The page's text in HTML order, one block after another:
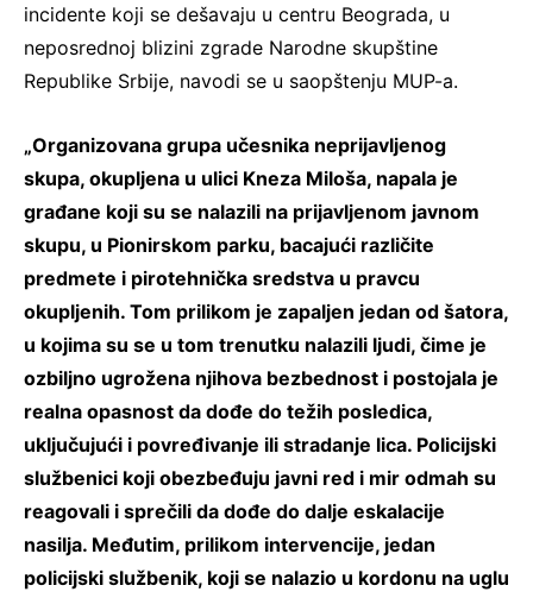
incidente koji se dešavaju u centru Beograda, u
neposrednoj blizini zgrade Narodne skupštine
Republike Srbije, navodi se u saopštenju MUP-a.
„Organizovana grupa učesnika neprijavljenog
skupa, okupljena u ulici Kneza Miloša, napala je
građane koji su se nalazili na prijavljenom javnom
skupu, u Pionirskom parku, bacajući različite
predmete i pirotehnička sredstva u pravcu
okupljenih. Tom prilikom je zapaljen jedan od šatora,
u kojima su se u tom trenutku nalazili ljudi, čime je
ozbiljno ugrožena njihova bezbednost i postojala je
realna opasnost da dođe do težih posledica,
uključujući i povređivanje ili stradanje lica. Policijski
službenici koji obezbeđuju javni red i mir odmah su
reagovali i sprečili da dođe do dalje eskalacije
nasilja. Međutim, prilikom intervencije, jedan
policijski službenik, koji se nalazio u kordonu na uglu